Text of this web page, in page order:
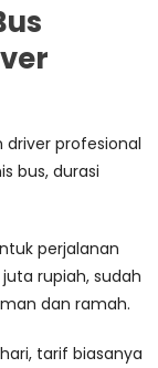
driver profesional
bus, durasi
perjalanan
rupiah, sudah
dan ramah.
tarif biasanya